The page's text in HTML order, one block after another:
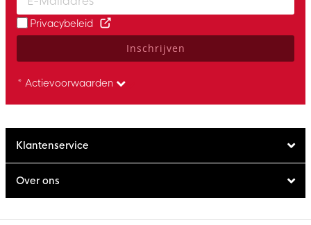
Privacybeleid
Inschrijven
* Actievoorwaarden
Klantenservice
Over ons